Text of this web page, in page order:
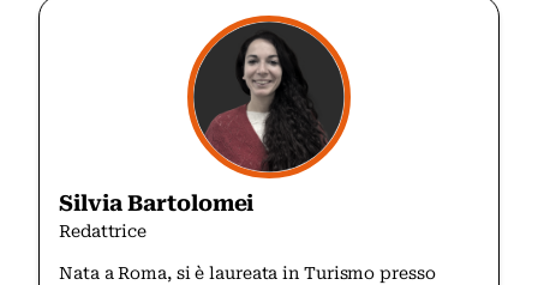
Silvia Bartolomei
Redattrice
Nata a Roma, si è laureata in Turismo presso